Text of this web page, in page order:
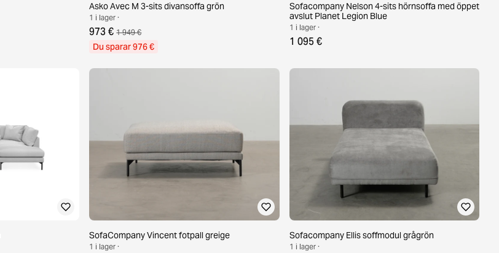
Asko Avec M 3-sits divansoffa grön
1 i lager ·
973 € 1 949 €
Du sparar 976 €
Sofacompany Nelson 4-sits hörnsoffa med öppet
avslut Planet Legion Blue
1 i lager ·
1 095 €
SofaCompany Vincent fotpall greige
1 i lager ·
Sofacompany Ellis soffmodul grågrön
1 i lager ·